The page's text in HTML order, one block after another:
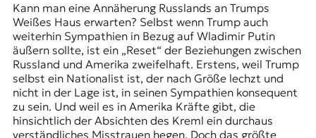
Kann man eine Annäherung Russlands an Trumps
Weißes Haus erwarten? Selbst wenn Trump auch
weiterhin Sympathien in Bezug auf Wladimir Putin
äußern sollte, ist ein „Reset“ der Beziehungen zwischen
Russland und Amerika zweifelhaft. Erstens, weil Trump
selbst ein Nationalist ist, der nach Größe lechzt und
nicht in der Lage ist, in seinen Sympathien konsequent
zu sein. Und weil es in Amerika Kräfte gibt, die
hinsichtlich der Absichten des Kreml ein durchaus
verständliches Misstrauen hegen. Doch das größte